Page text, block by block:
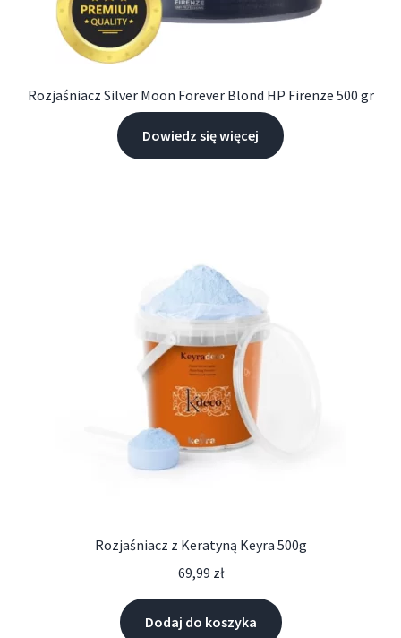
Rozjaśniacz Silver Moon Forever Blond HP Firenze 500 gr
Dowiedz się więcej
Rozjaśniacz z Keratyną Keyra 500g
69,99 zł
Dodaj do koszyka